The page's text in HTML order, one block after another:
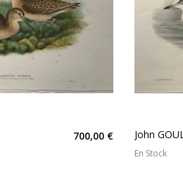
700,00 € John
En Stock